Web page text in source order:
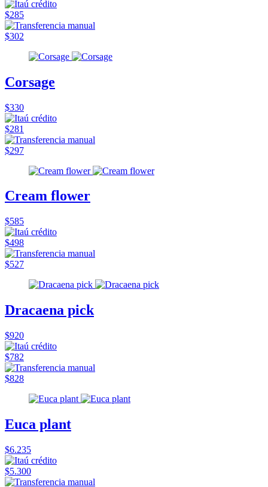
$285
$302
Corsage
$330
$281
$297
Cream flower
$585
$498
$527
Dracaena pick
$920
$782
$828
Euca plant
$6.235
$5.300